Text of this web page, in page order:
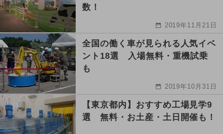
数！
2019年11月21日
全国の働く車が見られる人気イベ
ント18選 入場無料・重機試乗
も
2019年10月31日
【東京都内】おすすめ工場見学9
選 無料・お土産・土日開催も！